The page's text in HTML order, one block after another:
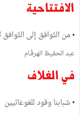
الافتتاحية
•من التّوافق إلى التّوافق
عبد الحفيظ الهرﭬـام
في الغلاف
• شبابنا وقود للغوغائيين